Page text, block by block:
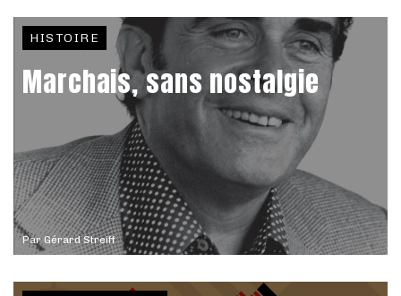
ParGérard Streiff
HISTOIRE
Marchais, sans nostalgie